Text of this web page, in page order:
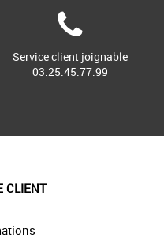
Service client joignable
03.25.45.77.99
CLIENT